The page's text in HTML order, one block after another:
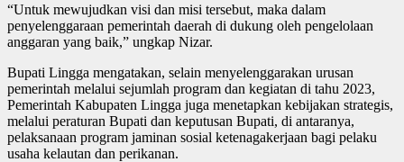
“Untuk mewujudkan visi dan misi tersebut, maka dalam
penyelenggaraan pemerintah daerah di dukung oleh pengelolaan
anggaran yang baik,” ungkap Nizar.
Bupati Lingga mengatakan, selain menyelenggarakan urusan
pemerintah melalui sejumlah program dan kegiatan di tahu 2023,
Pemerintah Kabupaten Lingga juga menetapkan kebijakan strategis,
melalui peraturan Bupati dan keputusan Bupati, di antaranya,
pelaksanaan program jaminan sosial ketenagakerjaan bagi pelaku
usaha kelautan dan perikanan.